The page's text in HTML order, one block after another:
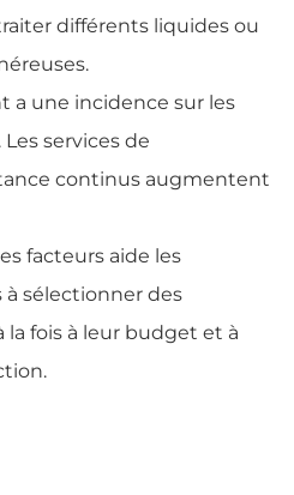
différents liquides ou
a une incidence sur les
services de
continus augmentent
facteurs aide les
sélectionner des
fois à leur budget et à